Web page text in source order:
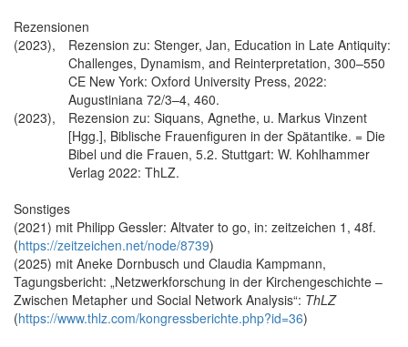
Rezensionen
(2023),
Rezension zu: Stenger, Jan, Education in Late Antiquity:
Challenges, Dynamism, and Reinterpretation, 300–550
CE New York: Oxford University Press, 2022:
Augustiniana 72/3–4, 460.
(2023),
Rezension zu: Siquans, Agnethe, u. Markus Vinzent
[Hgg.], Biblische Frauenfiguren in der Spätantike. = Die
Bibel und die Frauen, 5.2. Stuttgart: W. Kohlhammer
Verlag 2022: ThLZ.
Sonstiges
(2021) mit Philipp Gessler: Altvater to go, in: zeitzeichen 1, 48f.
(https://zeitzeichen.net/node/8739)
(2025) mit Aneke Dornbusch und Claudia Kampmann,
Tagungsbericht: „Netzwerkforschung in der Kirchengeschichte –
Zwischen Metapher und Social Network Analysis“: ThLZ
(https://www.thlz.com/kongressberichte.php?id=36)